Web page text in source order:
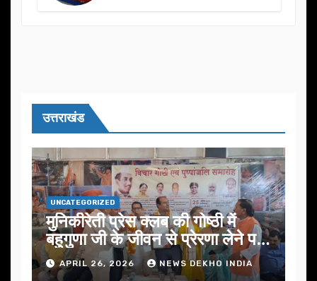
उत्तराखंड
UNCATEGORIZED
मुनिकीरेती प्रेस क्लब की गोष्ठी में
बहुगुणा जी के जीवन से प्रेरणा लेने पर
जोरAPRIL 26, 2026 NEWS DEKHO INDIA